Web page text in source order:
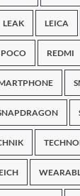
LEAK LEICA
POCO REDMI